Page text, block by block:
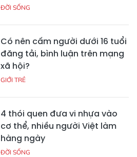
ĐỜI SỐNG
Có nên cấm người dưới 16 tuổi
đăng tải, bình luận trên mạng
xã hội?
GIỚI TRẺ
4 thói quen đưa vi nhựa vào
cơ thể, nhiều người Việt làm
hàng ngày
ĐỜI SỐNG